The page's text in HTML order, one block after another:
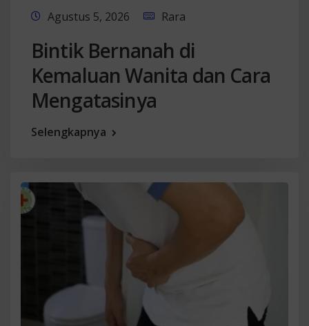
Agustus 5, 2026 Rara
Bintik Bernanah di
Kemaluan Wanita dan Cara
Mengatasinya
Selengkapnya